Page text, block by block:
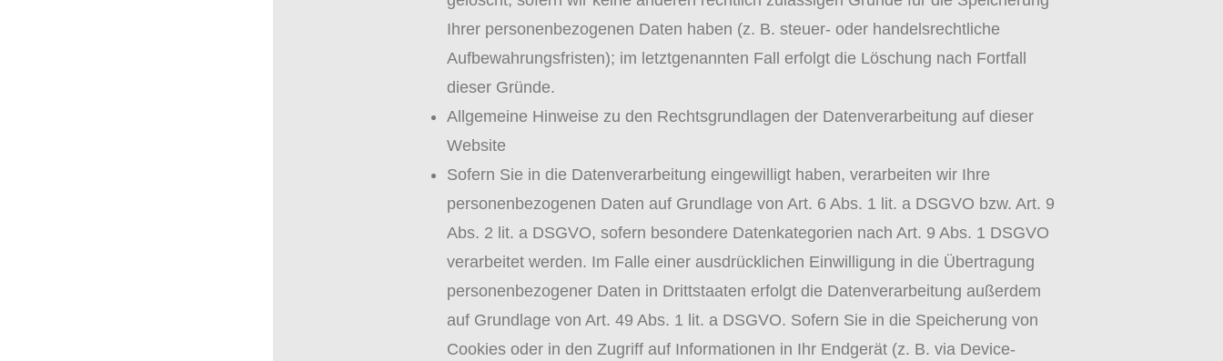
Ihrer personenbezogenen Daten haben (z. B. steuer- oder handelsrechtliche
Aufbewahrungsfristen); im letztgenannten Fall erfolgt die Löschung nach Fortfall
dieser Gründe.
Allgemeine Hinweise zu den Rechtsgrundlagen der Datenverarbeitung auf dieser
Website
Sofern Sie in die Datenverarbeitung eingewilligt haben, verarbeiten wir Ihre
personenbezogenen Daten auf Grundlage von Art. 6 Abs. 1 lit. a DSGVO bzw. Art. 9
Abs. 2 lit. a DSGVO, sofern besondere Datenkategorien nach Art. 9 Abs. 1 DSGVO
verarbeitet werden. Im Falle einer ausdrücklichen Einwilligung in die Übertragung
personenbezogener Daten in Drittstaaten erfolgt die Datenverarbeitung außerdem
auf Grundlage von Art. 49 Abs. 1 lit. a DSGVO. Sofern Sie in die Speicherung von
Cookies oder in den Zugriff auf Informationen in Ihr Endgerät (z. B. via Device-